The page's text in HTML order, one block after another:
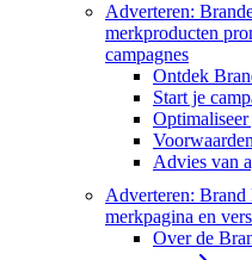
Adverteren:
merkproducten
campagnes
Ontdek
Start je
Optimaliseer
Advies van
Adverteren: Brand
merkpagina en
Over de